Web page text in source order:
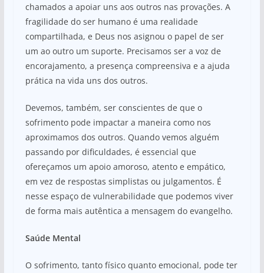
chamados a apoiar uns aos outros nas provações. A
fragilidade do ser humano é uma realidade
compartilhada, e Deus nos asignou o papel de ser
um ao outro um suporte. Precisamos ser a voz de
encorajamento, a presença compreensiva e a ajuda
prática na vida uns dos outros.
Devemos, também, ser conscientes de que o
sofrimento pode impactar a maneira como nos
aproximamos dos outros. Quando vemos alguém
passando por dificuldades, é essencial que
ofereçamos um apoio amoroso, atento e empático,
em vez de respostas simplistas ou julgamentos. É
nesse espaço de vulnerabilidade que podemos viver
de forma mais autêntica a mensagem do evangelho.
Saúde Mental
O sofrimento, tanto físico quanto emocional, pode ter